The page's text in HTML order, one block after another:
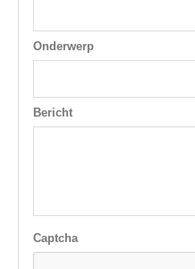
Onderwerp
Bericht
Captcha